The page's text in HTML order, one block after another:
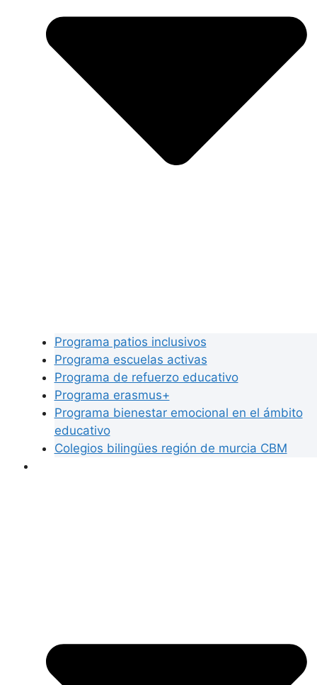
Programa patios inclusivos
Programa escuelas activas
Programa de refuerzo educativo
Programa erasmus+
Programa bienestar emocional en el ámbito
educativo
Colegios bilingües región de murcia CBM